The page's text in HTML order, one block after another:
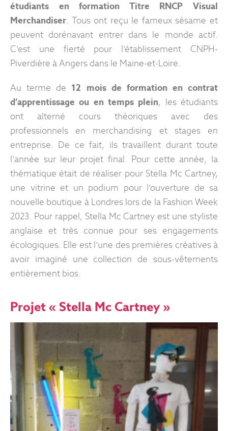
étudiants en formation Titre RNCP Visual
Merchandiser. Tous ont reçu le fameux sésame et
peuvent dorénavant entrer dans le monde actif.
C’est une fierté pour l’établissement CNPH-
Piverdière à Angers dans le Maine-et-Loire.
Au terme de 12 mois de formation en contrat
d’apprentissage ou en temps plein, les étudiants
ont alterné cours théoriques avec des
professionnels en merchandising et stages en
entreprise. De ce fait, ils travaillent durant toute
l’année sur leur projet final. Pour cette année, la
thématique était de réaliser pour Stella Mc Cartney,
une vitrine et un podium pour l’ouverture de sa
nouvelle boutique à Londres lors de la Fashion Week
2023. Pour rappel, Stella Mc Cartney est une styliste
anglaise et très connue pour ses engagements
écologiques. Elle est l’une des premières créatives à
avoir imaginé une collection de sous-vêtements
entièrement bios.
Projet « Stella Mc Cartney »